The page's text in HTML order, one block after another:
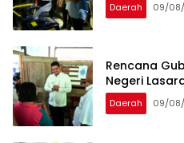
Daerah 09/
Rencana
Negeri
Daerah 09/